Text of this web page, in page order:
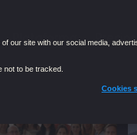
our site with our social media,
not to be tracked.
Cookies
Plataforma Precios